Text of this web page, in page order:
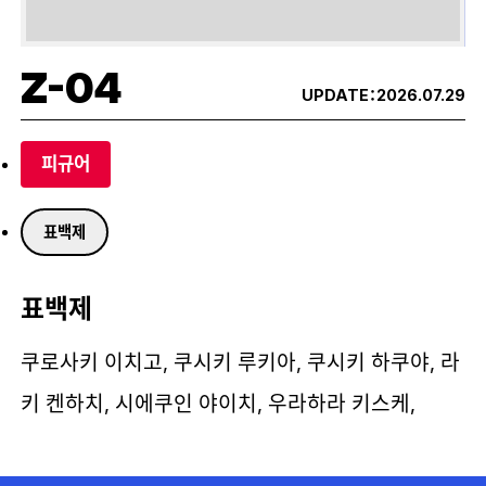
Z-04 UPDATE：2026.07.29
피규어
표백제
표백제
쿠로사키 이치고, 쿠시키 루키아, 쿠시키 하쿠야, 라
키 켄하치, 시에쿠인 야이치, 우라하라 키스케,